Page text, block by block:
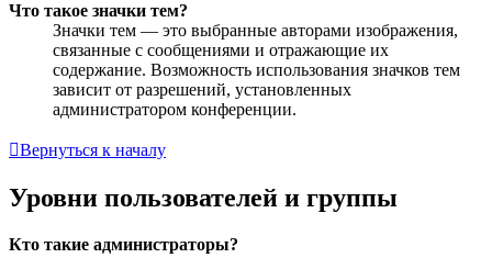
Что такое значки тем?
Значки тем — это выбранные авторами изображения,
связанные с сообщениями и отражающие их
содержание. Возможность использования значков тем
зависит от разрешений, установленных
администратором конференции.
Вернуться к началу
Уровни пользователей и группы
Кто такие администраторы?